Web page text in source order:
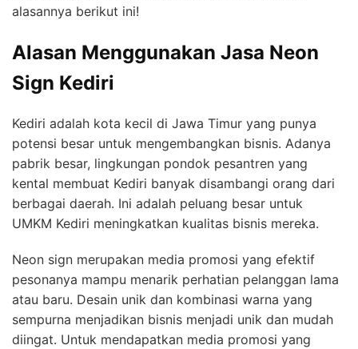
alasannya berikut ini!
Alasan Menggunakan Jasa Neon
Sign Kediri
Kediri adalah kota kecil di Jawa Timur yang punya
potensi besar untuk mengembangkan bisnis. Adanya
pabrik besar, lingkungan pondok pesantren yang
kental membuat Kediri banyak disambangi orang dari
berbagai daerah. Ini adalah peluang besar untuk
UMKM Kediri meningkatkan kualitas bisnis mereka.
Neon sign merupakan media promosi yang efektif
pesonanya mampu menarik perhatian pelanggan lama
atau baru. Desain unik dan kombinasi warna yang
sempurna menjadikan bisnis menjadi unik dan mudah
diingat. Untuk mendapatkan media promosi yang